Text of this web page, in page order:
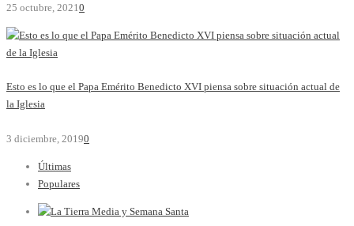
25 octubre, 2021 0
Esto es lo que el Papa Emérito Benedicto XVI piensa sobre situación actual de
la Iglesia
3 diciembre, 20190
Últimas
Populares